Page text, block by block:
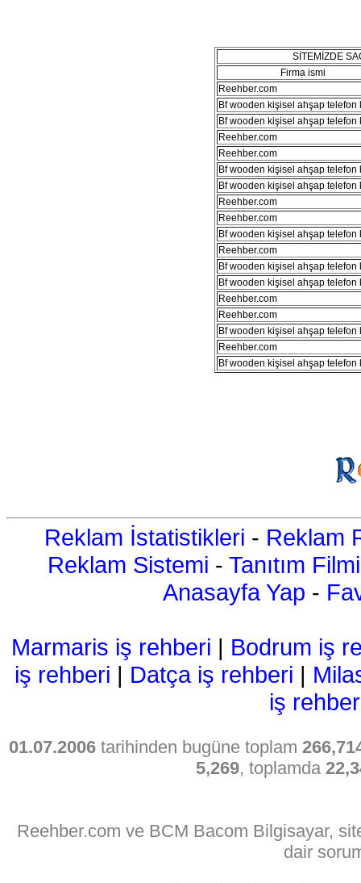
SİTEMİZDE
Firma ismi
Reehber.com
Bf wooden kişisel ahşap telefon
Bf wooden kişisel ahşap telefon
Reehber.com
Reehber.com
Bf wooden kişisel ahşap telefon
Bf wooden kişisel ahşap telefon
Reehber.com
Reehber.com
Bf wooden kişisel ahşap telefon
Reehber.com
Bf wooden kişisel ahşap telefon
Bf wooden kişisel ahşap telefon
Reehber.com
Reehber.com
Bf wooden kişisel ahşap telefon
Reehber.com
Bf wooden kişisel ahşap telefon
Reklam İstatistikleri - Reklam
Reklam Sistemi - Tanıtım Filmi
Anasayfa Yap -
Marmaris iş rehberi | Bodrum iş
iş rehberi | Datça iş rehberi |
iş
01.07.2006 tarihinden bugüne toplam
5,269, toplamda
Reehber.com ve BCM Bacom Bilgisayar,
dair